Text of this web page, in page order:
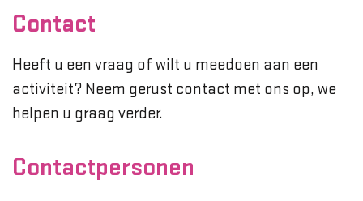
Contact
Heeft u een vraag of wilt u meedoen aan een
activiteit? Neem gerust contact met ons op, we
helpen u graag verder.
Contactpersonen